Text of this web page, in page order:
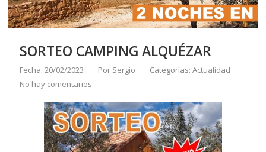
SORTEO CAMPING ALQUÉZAR
Fecha: 20/02/2023 Por Sergio Categorías:Actualidad
No hay comentarios